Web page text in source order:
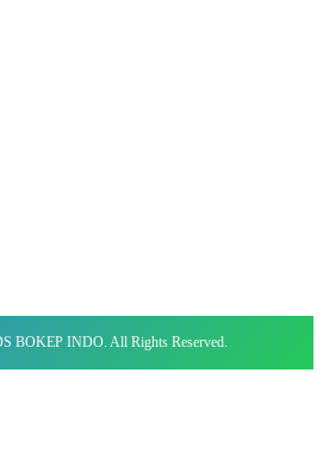
BOKEP INDO. All Rights Reserved.